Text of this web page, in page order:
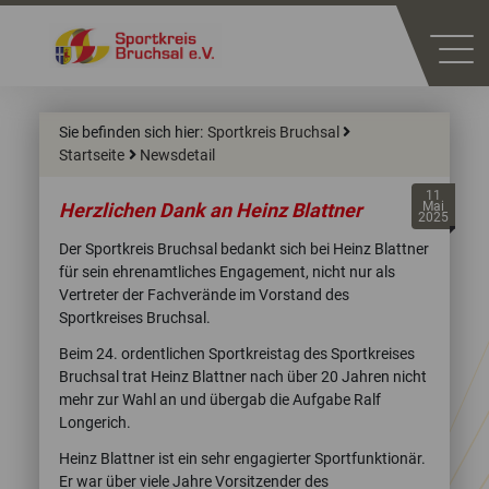
Sie befinden sich hier: Sportkreis Bruchsal
Startseite
Newsdetail
11
Mai
2025
Herzlichen Dank an Heinz Blattner
Der Sportkreis Bruchsal bedankt sich bei Heinz Blattner
für sein ehrenamtliches Engagement, nicht nur als
Vertreter der Fachverände im Vorstand des
Sportkreises Bruchsal.
Beim 24. ordentlichen Sportkreistag des Sportkreises
Bruchsal trat Heinz Blattner nach über 20 Jahren nicht
mehr zur Wahl an und übergab die Aufgabe Ralf
Longerich.
Heinz Blattner ist ein sehr engagierter Sportfunktionär.
Er war über viele Jahre Vorsitzender des